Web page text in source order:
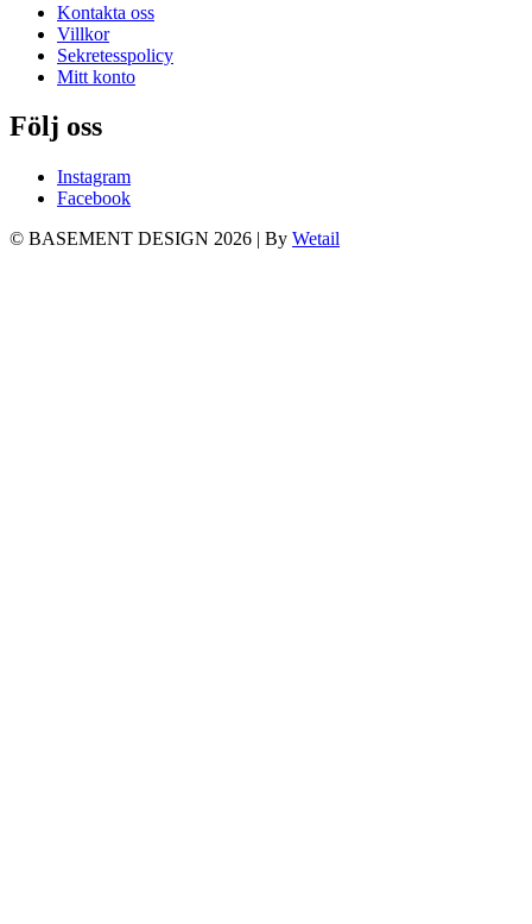
Kontakta oss
Villkor
Sekretesspolicy
Mitt konto
Följ oss
Instagram
Facebook
© BASEMENT DESIGN 2026 | By Wetail